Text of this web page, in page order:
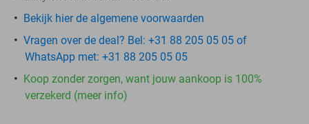
Bekijk hier de algemene voorwaarden
Vragen over de deal? Bel: +31 88 205 05 05 of
WhatsApp met: +31 88 205 05 05
Koop zonder zorgen, want jouw aankoop is 100%
verzekerd (meer info)